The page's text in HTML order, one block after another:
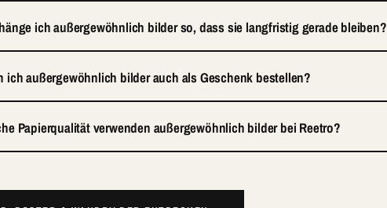
ich außergewöhnlich bilder so, dass sie langfristig gerade bleiben?
ich außergewöhnlich bilder auch als Geschenk bestellen?
Papierqualität verwenden außergewöhnlich bilder bei Reetro?